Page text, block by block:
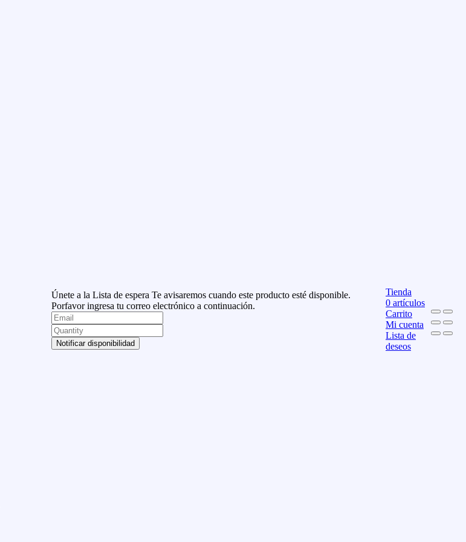
Únete a la Lista de espera Te avisaremos cuando este producto esté disponible.
Porfavor ingresa tu correo electrónico a continuación.
Notificar disponibilidad
Tienda
0 artículos
Carrito
Mi cuenta
Lista de
deseos